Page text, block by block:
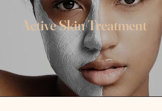
Active Skin Treatment